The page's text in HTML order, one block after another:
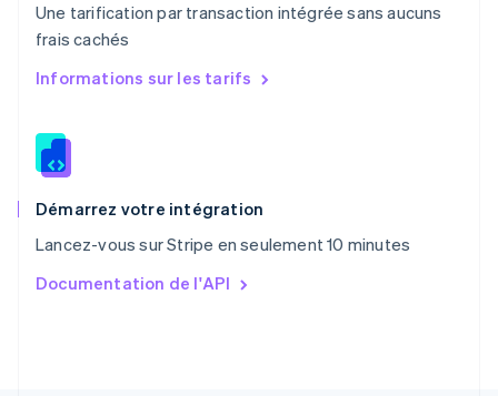
Une tarification par transaction intégrée sans aucuns
frais cachés
Informations sur les tarifs
Démarrez votre intégration
Lancez-vous sur Stripe en seulement 10 minutes
Documentation de l'API
PortuguêsEnglish
R.A.S. de Hong Kong, Chine
English
Roumanie
Royaume-Uni
English
English简体中文
English